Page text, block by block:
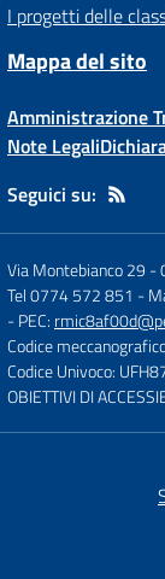
I progetti delle
Mappa del sito
Amministrazione
Note Legali
Seguici su:
Via Montebianco 29 -
Tel 0774 572 851 -
- PEC:
Codice
Codice Univoco:
OBIETTIVI DI